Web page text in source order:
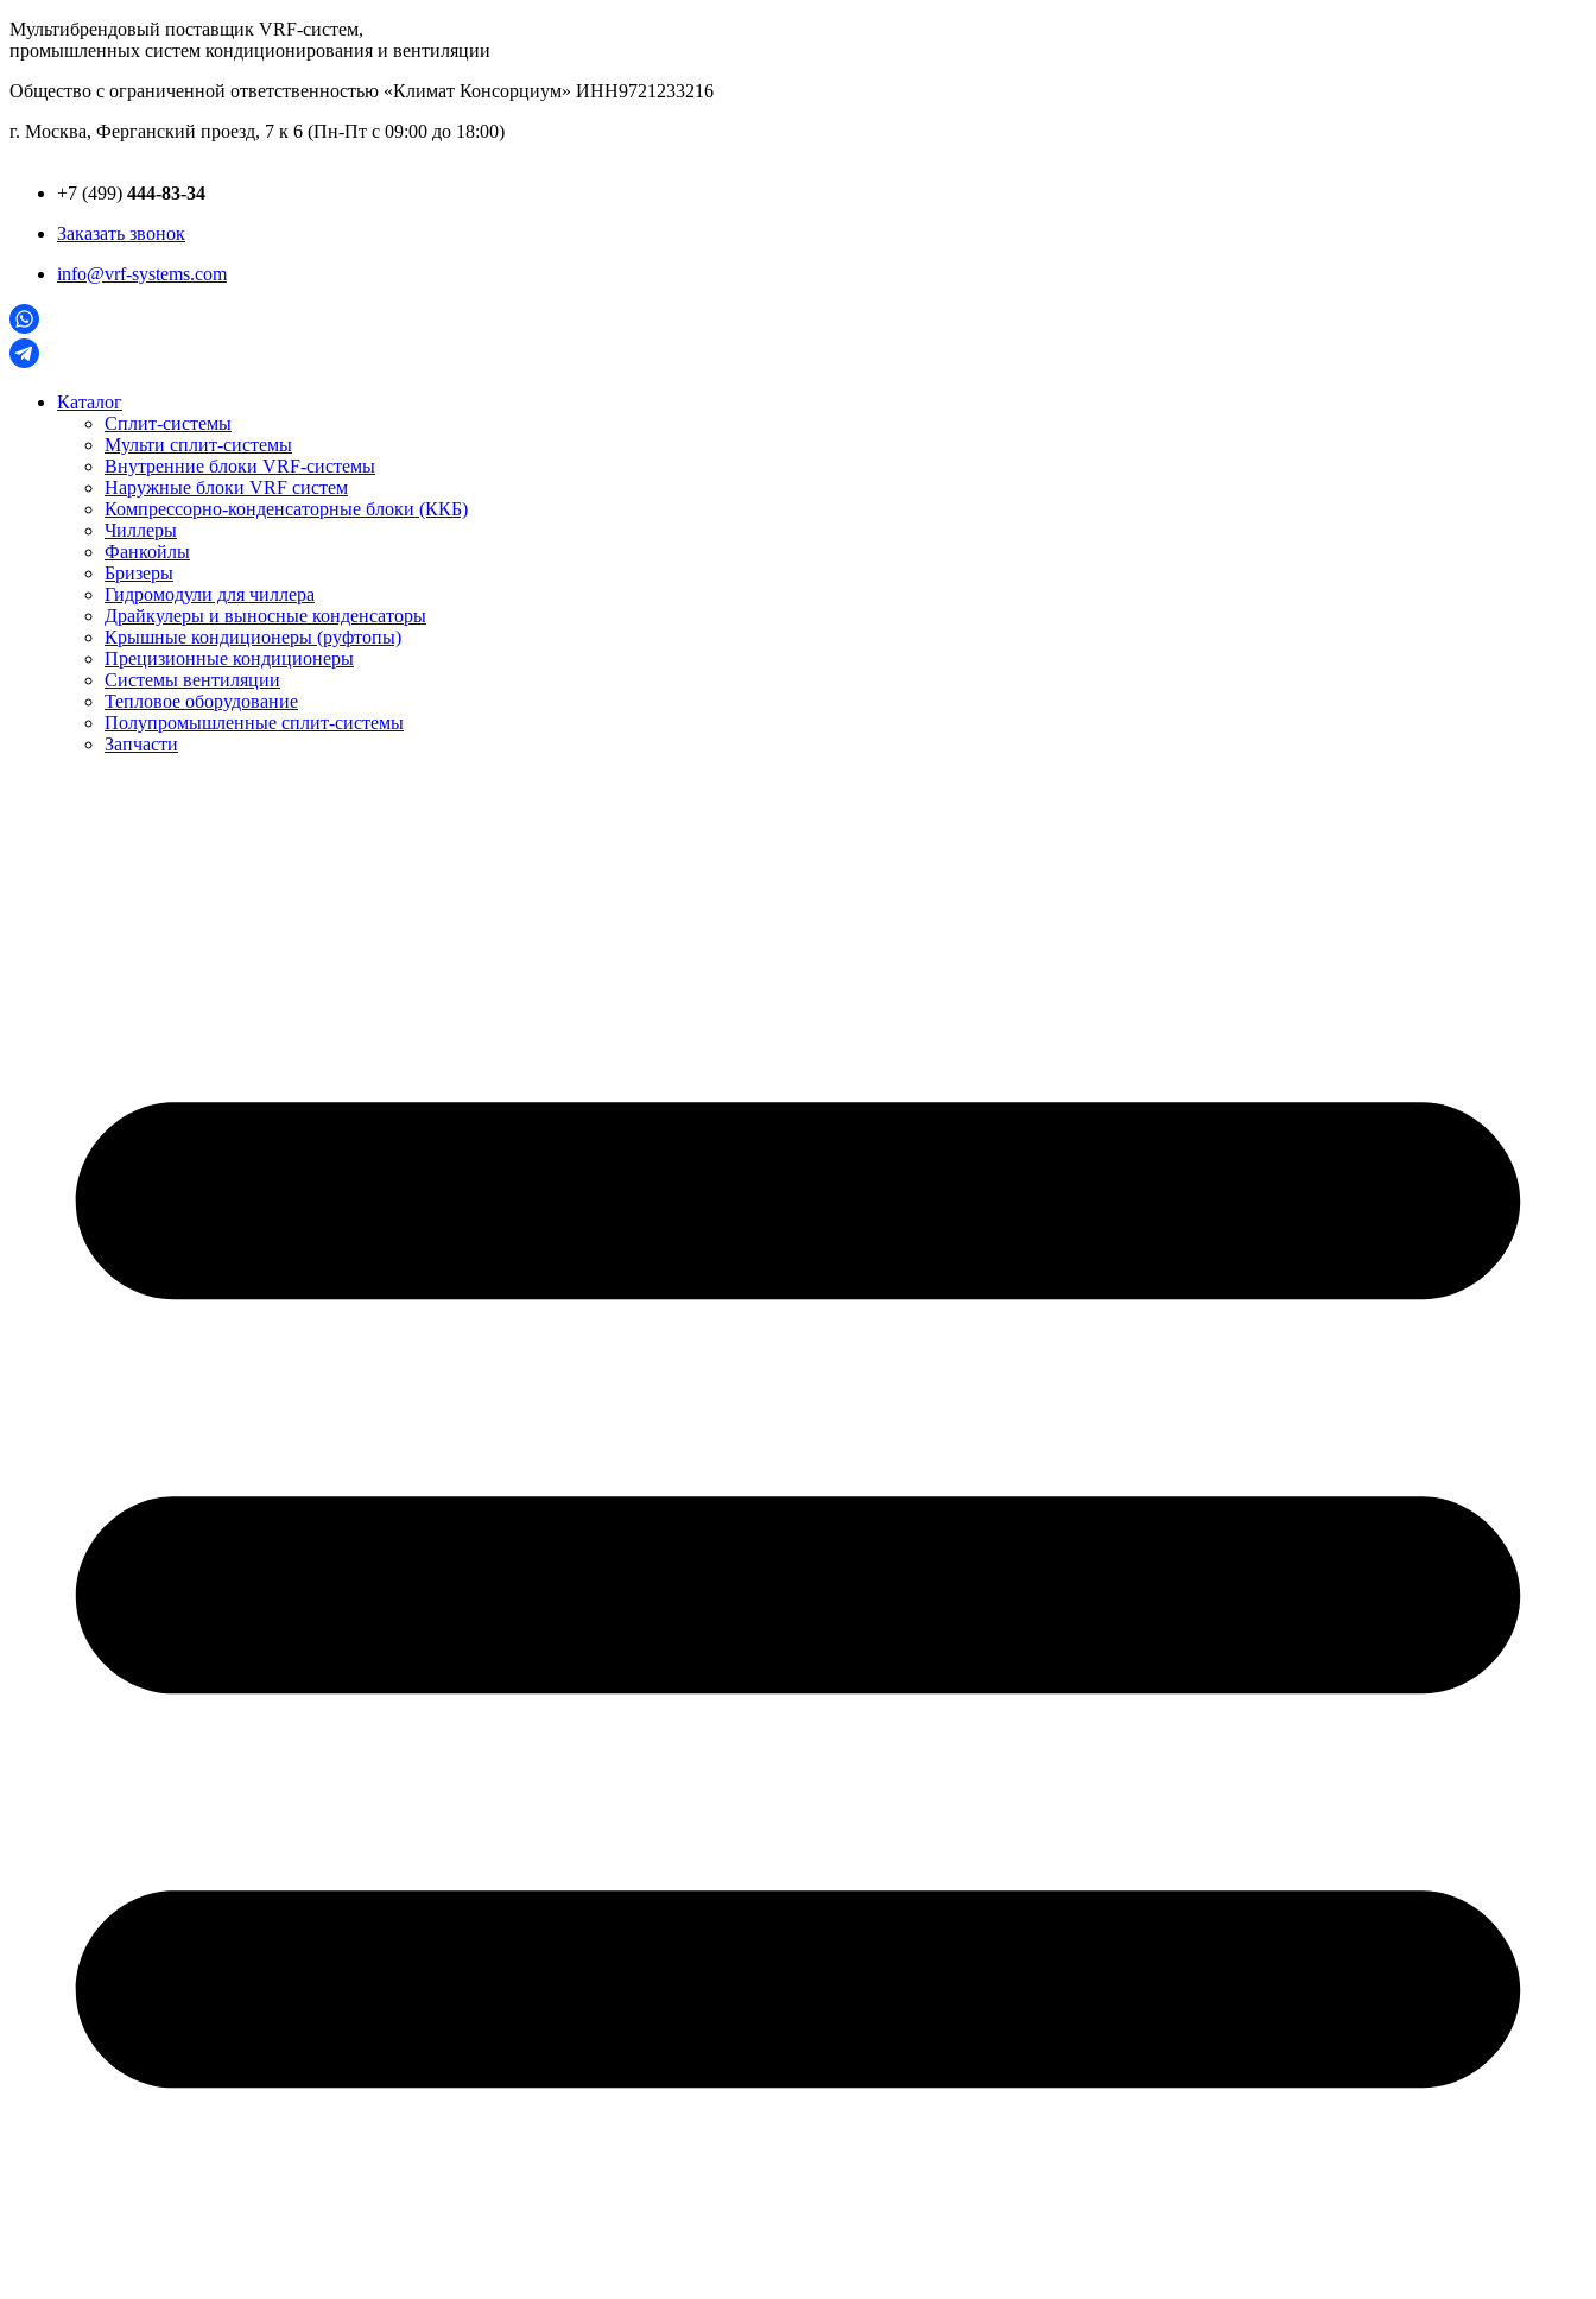
Перейти
к
Мультибрендовый поставщик VRF-cистем,
промышленных систем кондиционирования и вентиляции
Общество с ограниченной ответственностью «Климат Консорциум» ИНН9721233216
г. Москва, Ферганский проезд, 7 к 6 (Пн-Пт с 09:00 до 18:00)
+7 (499) 444-83-34
Заказать звонок
info@vrf-systems.com
Каталог
Сплит-системы
Мульти сплит-системы
Внутренние блоки VRF-cистемы
Наружные блоки VRF cистем
Компрессорно-конденсаторные блоки (ККБ)
Чиллеры
Фанкойлы
Бризеры
Гидромодули для чиллера
Драйкулеры и выносные конденсаторы
Крышные кондиционеры (руфтопы)
Прецизионные кондиционеры
Системы вентиляции
Тепловое оборудование
Полупромышленные сплит-системы
Запчасти